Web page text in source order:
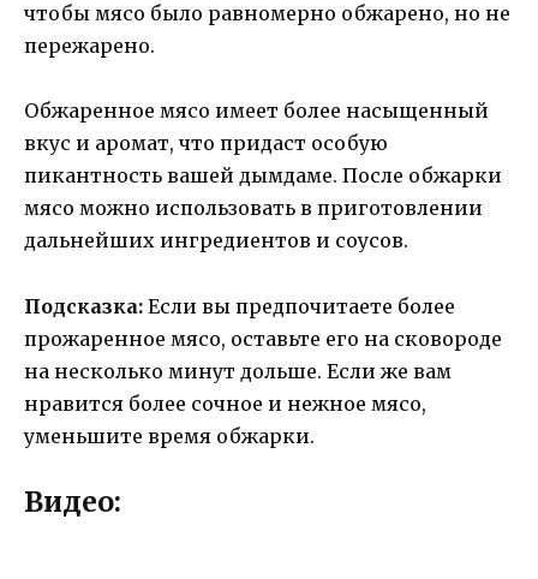
чтобы мясо было равномерно обжарено, но не
пережарено.
Обжаренное мясо имеет более насыщенный
вкус и аромат, что придаст особую
пикантность вашей дымдаме. После обжарки
мясо можно использовать в приготовлении
дальнейших ингредиентов и соусов.
Подсказка: Если вы предпочитаете более
прожаренное мясо, оставьте его на сковороде
на несколько минут дольше. Если же вам
нравится более сочное и нежное мясо,
уменьшите время обжарки.
Видео: